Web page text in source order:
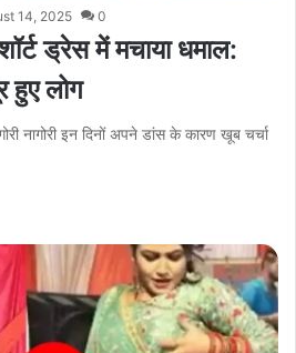
14, 2025 0
ड्रेस में मचाया धमाल:
हुए लोग
नागोरी इन दिनों अपने डांस के कारण खूब चर्चा